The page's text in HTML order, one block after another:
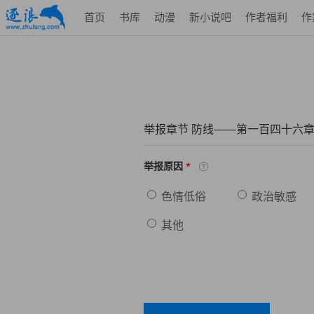
首页 书库 动漫 新小说吧 作者福利 作
举报章节 防线——第一百四十六
举报原因 *
色情低俗 政治敏感
其他